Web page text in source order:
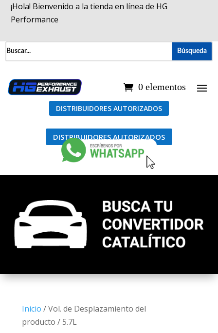
¡Hola! Bienvenido a la tienda en línea de HG
Performance
0 elementos
DISTRIBUIDORES AUTORIZADOS
DISTRIBUIDORES AUTORIZADOS
Inicio / Vol. de Desplazamiento del
producto / 5.7L